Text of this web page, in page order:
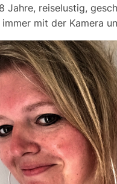
Jahre, reiselustig,
immer mit der Kamera